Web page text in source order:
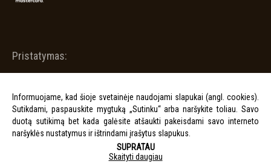
Pristatymas:
Informuojame, kad šioje svetainėje naudojami slapukai (angl. cookies).
Sutikdami, paspauskite mygtuką „Sutinku“ arba naršykite toliau. Savo
duotą sutikimą bet kada galėsite atšaukti pakeisdami savo interneto
naršyklės nustatymus ir ištrindami įrašytus slapukus.
SUPRATAU
Skaityti daugiau